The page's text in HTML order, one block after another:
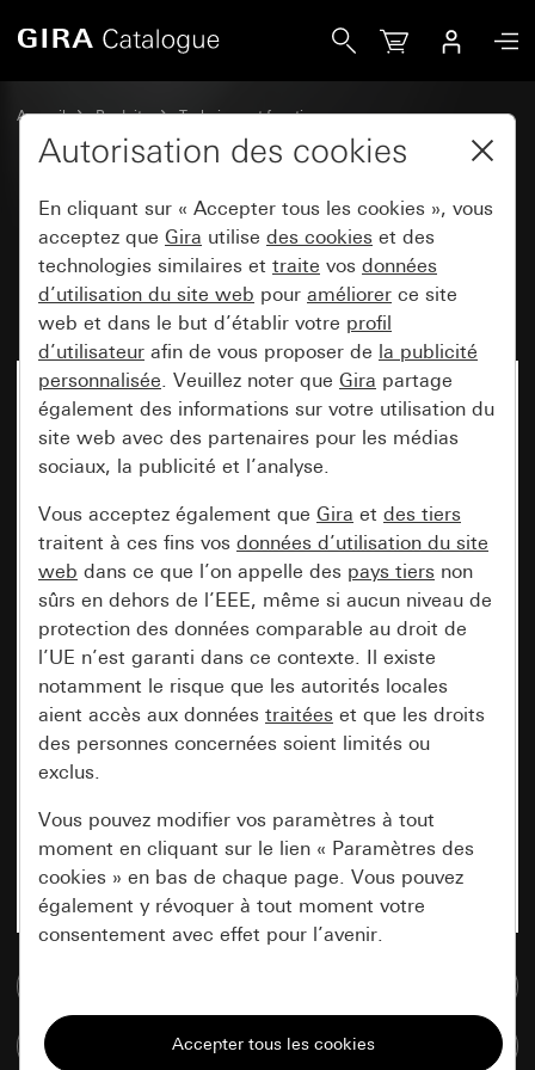
Accueil Produits
Technique et fonctions
System 3000 DALI, autre équipement électronique
Gira System 3000
Module rapporté de commande
RF Multi 1x pour KNX
Comparer des articles
Autorisation des cookies
En cliquant sur « Accepter tous les cookies », vous
acceptez que Gira utilise des cookies et des
technologies similaires et traite vos données
d’utilisation du site web pour améliorer ce site
web et dans le but d’établir votre profil
d’utilisateur afin de vous proposer de la publicité
personnalisée. Veuillez noter que Gira partage
également des informations sur votre utilisation du
site web avec des partenaires pour les médias
sociaux, la publicité et l’analyse.
Vous acceptez également que Gira et des tiers
traitent à ces fins vos données d’utilisation du site
web dans ce que l’on appelle des pays tiers non
sûrs en dehors de l’EEE, même si aucun niveau de
protection des données comparable au droit de
l’UE n’est garanti dans ce contexte. Il existe
notamment le risque que les autorités locales
aient accès aux données traitées et que les droits
des personnes concernées soient limités ou
exclus.
Vous pouvez modifier vos paramètres à tout
moment en cliquant sur le lien « Paramètres des
cookies » en bas de chaque page. Vous pouvez
également y révoquer à tout moment votre
consentement avec effet pour l’avenir.
Tous les cookies dont nous avons besoin pour